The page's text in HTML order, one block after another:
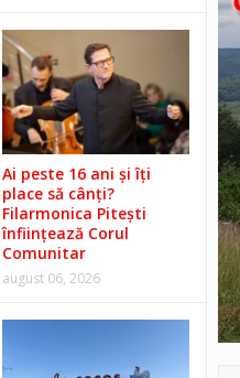
Ai peste 16 ani și îți
place să cânți?
Filarmonica Pitești
înființează Corul
Comunitar
august 06, 2026